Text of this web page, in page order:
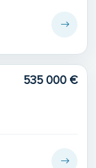
535 000 €